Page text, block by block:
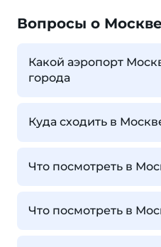
Вопросы о Москве
Какой аэропорт
города
Куда сходить в
Что посмотреть в
Что посмотреть в